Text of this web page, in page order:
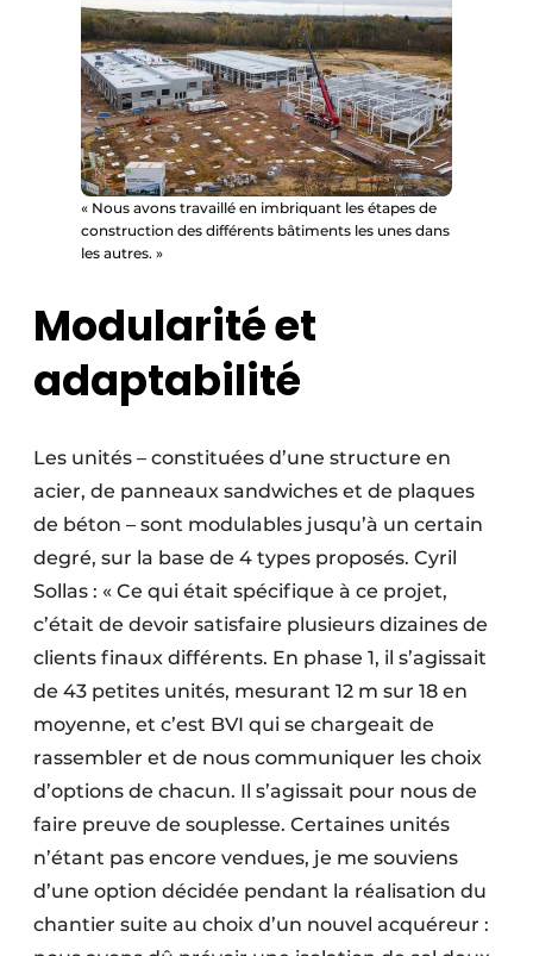
« Nous avons travaillé en imbriquant les étapes de
construction des différents bâtiments les unes dans
les autres. »
Modularité et
adaptabilité
Les unités – constituées d’une structure en
acier, de panneaux sandwiches et de plaques
de béton – sont modulables jusqu’à un certain
degré, sur la base de 4 types proposés. Cyril
Sollas : « Ce qui était spécifique à ce projet,
c’était de devoir satisfaire plusieurs dizaines de
clients finaux différents. En phase 1, il s’agissait
de 43 petites unités, mesurant 12 m sur 18 en
moyenne, et c’est BVI qui se chargeait de
rassembler et de nous communiquer les choix
d’options de chacun. Il s’agissait pour nous de
faire preuve de souplesse. Certaines unités
n’étant pas encore vendues, je me souviens
d’une option décidée pendant la réalisation du
chantier suite au choix d’un nouvel acquéreur :